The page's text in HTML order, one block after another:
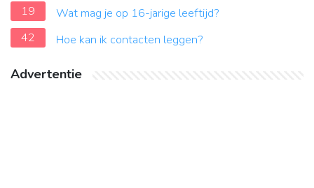
19
Wat mag je op 16-jarige leeftijd?
42
Hoe kan ik contacten leggen?
Advertentie